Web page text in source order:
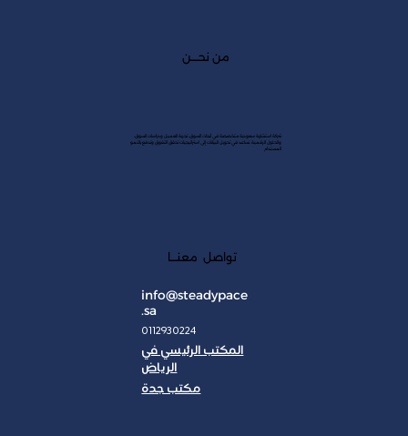
تواصل معنـــا
info@steadypace
.sa
0112930224
المكتب الرئيسي في
الرياض
مكتب جدة
من نحــــن
شركة استشارية سعودية متخصصة في أبحاث السوق، تجربة العميل ودراسات السوق،
والحلول الرقمية. نساعد في تحويل البيانات إلى استراتيجيات تحقق التفوق وتدفع بالنمو
المستدام